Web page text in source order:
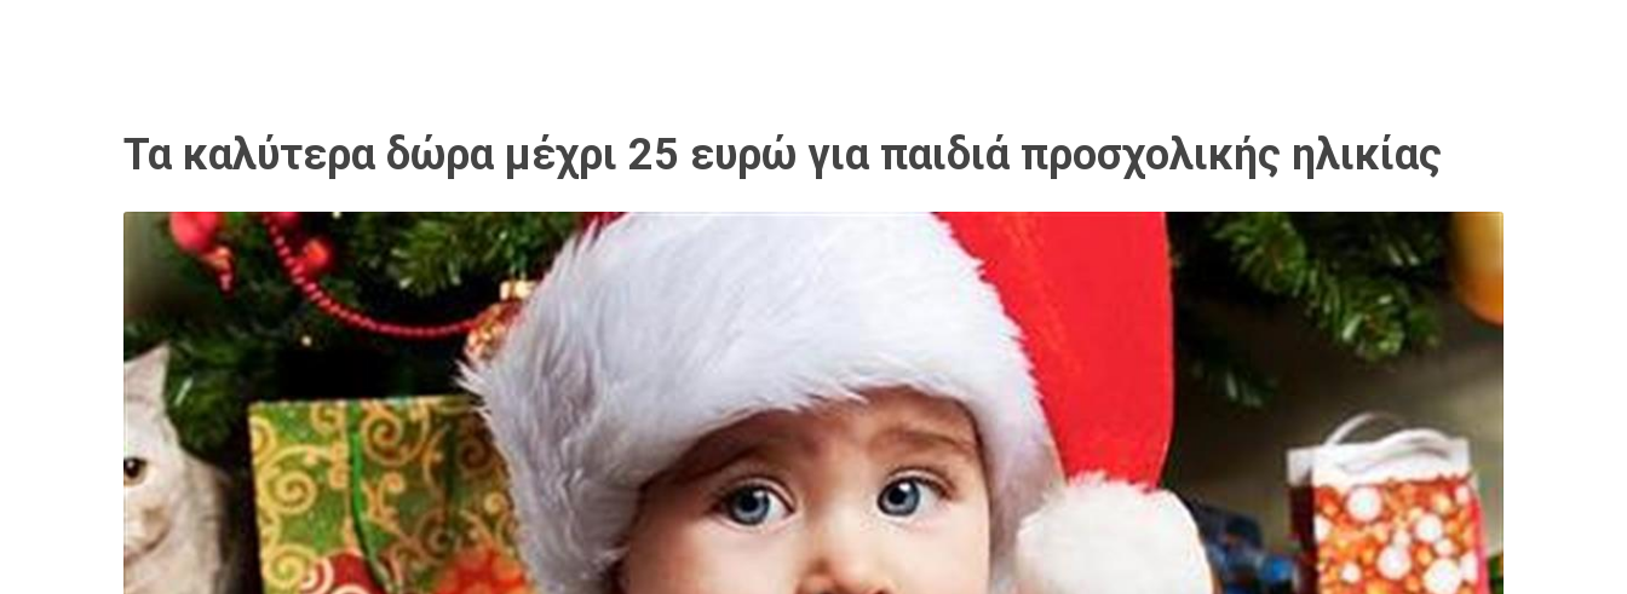
Τα καλύτερα δώρα μέχρι 25 ευρώ για παιδιά προσχολικής ηλικίας